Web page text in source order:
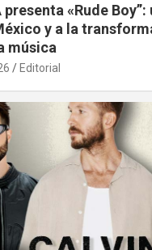
«Rude
y a la
música
Editorial